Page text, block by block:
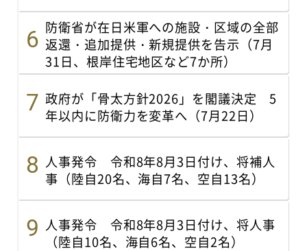
防衛省が在日米軍への施設・区域の全部
返還・追加提供・新規提供を告示（7月
31日、根岸住宅地区など7か所）
政府が「骨太方針2026」を閣議決定 5
年以内に防衛力を変革へ（7月22日）
人事発令 令和8年8月3日付け、将補人
事（陸自20名、海自7名、空自13名）
人事発令 令和8年8月3日付け、将人事
（陸自10名、海自6名、空自2名）